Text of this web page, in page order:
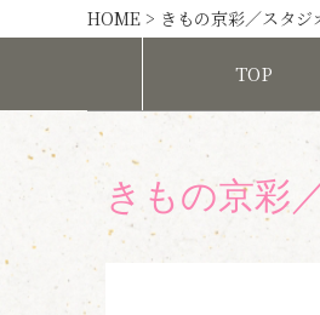
HOME > きもの京彩／スタ
TOP
きもの京彩